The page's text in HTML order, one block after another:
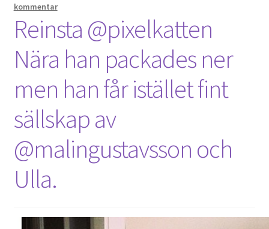
kommentar
Reinsta @pixelkatten
Nära han packades ner
men han får istället fint
sällskap av
@malingustavsson och
Ulla.